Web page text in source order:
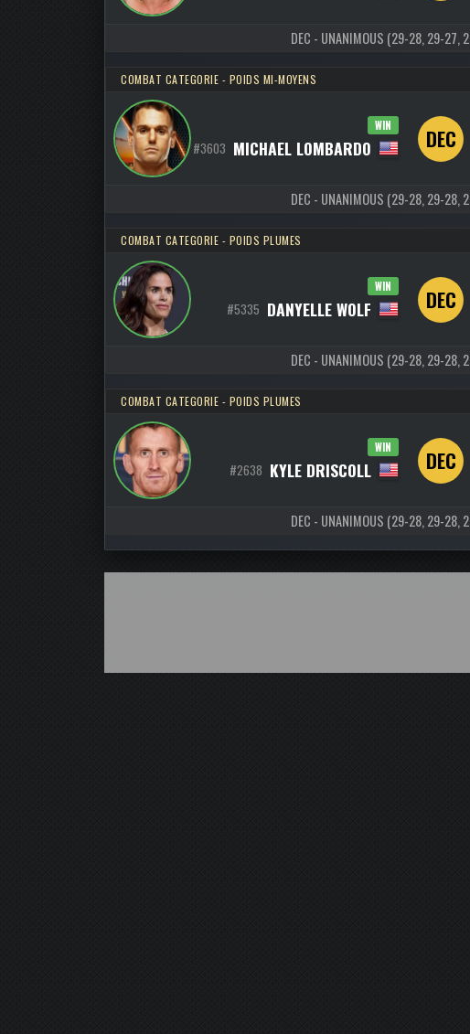
DEC - UNANIMOUS (29-28, 29-27,
COMBAT CATEGORIE - POIDS MI-MOYENS
WIN
#3603 MICHAEL LOMBARDO DEC
DEC - UNANIMOUS (29-28, 29-28,
COMBAT CATEGORIE - POIDS PLUMES
WIN
#5335 DANYELLE WOLF DEC
DEC - UNANIMOUS (29-28, 29-28,
COMBAT CATEGORIE - POIDS PLUMES
WIN
#2638 KYLE DRISCOLL DEC
DEC - UNANIMOUS (29-28, 29-28,